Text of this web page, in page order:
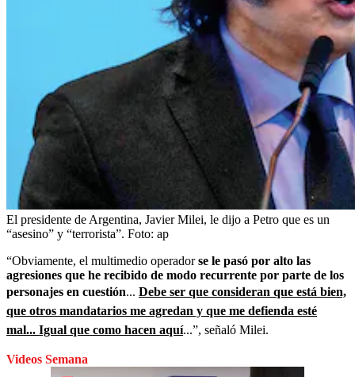
El presidente de Argentina, Javier Milei, le dijo a Petro que es un
“asesino” y “terrorista”. Foto: ap
“Obviamente, el multimedio operadorse le pasó por alto las
agresiones que he recibido de modo recurrente por parte de los
personajes en cuestión... Debe ser que consideran que está bien,
que otros mandatarios me agredan y que me defienda esté
mal... Igual que como hacen aquí...”, señaló Milei.
Videos Semana